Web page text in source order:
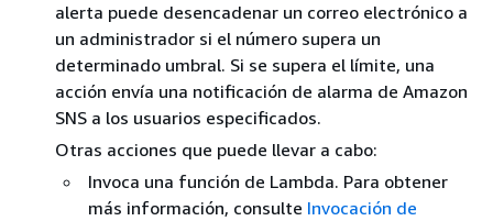
alerta puede desencadenar un correo electrónico a
un administrador si el número supera un
determinado umbral. Si se supera el límite, una
acción envía una notificación de alarma de Amazon
SNS a los usuarios especificados.
Otras acciones que puede llevar a cabo:
Invoca una función de Lambda. Para obtener
más información, consulte Invocación de